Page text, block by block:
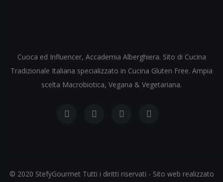
Cuoca ed Influencer, Accademia Alberghiera. Sito di Cucina
Tradizionale Italiana specializzato in Cucina Gluten Free. Ampia
scelta Macrobiotica, Vegana & Vegetariana.
© 2020 StefyGourmet Tutti i diritti riservati - Sito web realizzato